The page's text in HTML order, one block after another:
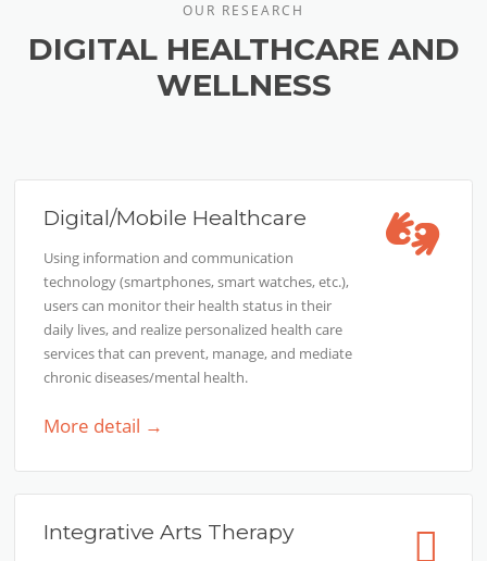
OUR RESEARCH
DIGITAL HEALTHCARE AND
WELLNESS
Digital/Mobile Healthcare
Using information and communication
technology (smartphones, smart watches, etc.),
users can monitor their health status in their
daily lives, and realize personalized health care
services that can prevent, manage, and mediate
chronic diseases/mental health.
More detail →
Integrative Arts Therapy